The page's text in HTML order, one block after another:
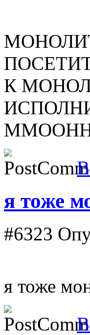
К
я тоже
#6323
я тоже